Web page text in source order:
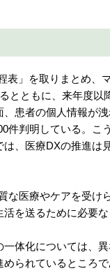
」を取りまとめ、
とともに、来年度以
患者の個人情報が
件判明している。こ
、医療DXの推進は
な医療やケアを受け
を送るために必要
体化については、
られているところ